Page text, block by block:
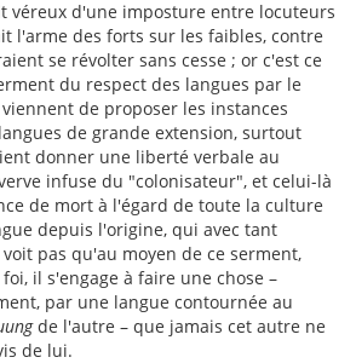
véreux d'une imposture entre locuteurs
l'arme des forts sur les faibles, contre
se révolter sans cesse ; or c'est ce
du respect des langues par le
de proposer les instances
de grande extension, surtout
donner une liberté verbale au
infuse du "colonisateur", et celui-là
de mort à l'égard de toute la culture
depuis l'origine, qui avec tant
pas qu'au moyen de ce serment,
il s'engage à faire une chose –
par une langue contournée au
de l'autre – que jamais cet autre ne
de lui.